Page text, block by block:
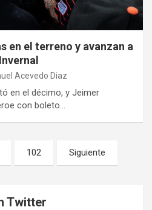
en el terreno y avanzan a
Acevedo Diaz
en el décimo, y Jeimer
con boleto…
102 Siguiente
Twitter